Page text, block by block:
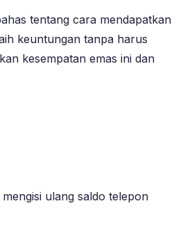
tentang cara mendapatkan
keuntungan tanpa harus
kesempatan emas ini dan
ulang saldo telepon